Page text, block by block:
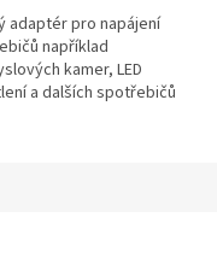
adaptér pro napájení
například
kamer, LED
a dalších spotřebičů